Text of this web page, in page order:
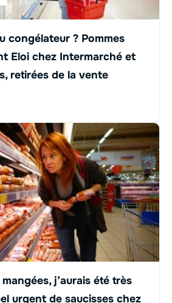
congélateur ? Pommes
Eloi chez Intermarché et
retirées de la vente
j’aurais été très
urgent de saucisses chez